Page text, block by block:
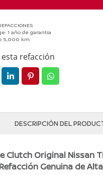
1 año de garantía
5,000 km.
refacción
DESCRIPCIÓN DEL
Clutch Original Nissan
Genuina de